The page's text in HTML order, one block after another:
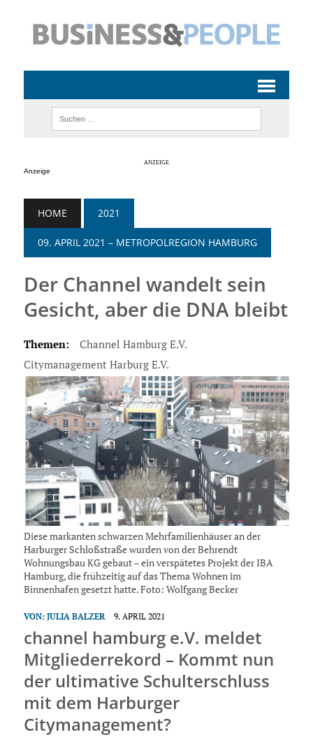
Anzeige
HOME 2021
09. APRIL 2021 – METROPOLREGION HAMBURG
Der Channel wandelt sein
Gesicht, aber die DNA bleibt
Themen:
Channel Hamburg E.V.
Citymanagement Harburg E.V.
Diese markanten schwarzen Mehrfamilienhäuser an der
Harburger Schloßstraße wurden von der Behrendt
Wohnungsbau KG gebaut – ein verspätetes Projekt der IBA
Hamburg, die frühzeitig auf das Thema Wohnen im
Binnenhafen gesetzt hatte. Foto: Wolfgang Becker
VON: JULIA BALZER 9. APRIL 2021
channel hamburg e.V. meldet
Mitgliederrekord – Kommt nun
der ultimative Schulterschluss
mit dem Harburger
Citymanagement?